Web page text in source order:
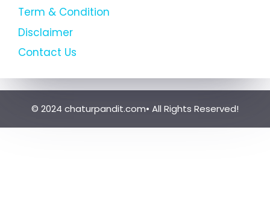
Term & Condition
Disclaimer
Contact Us
© 2024 chaturpandit.com• All Rights Reserved!